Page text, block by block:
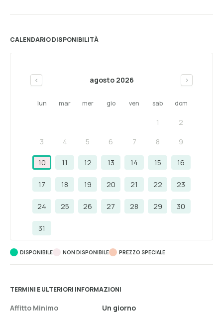
CALENDARIO DISPONIBILITÀ
< agosto 2026 >
lun mar mer gio ven sab dom
1 2
3 4 5 6 7 8 9
10 11 12 13 14 15 16
17 18 19 20 21 22 23
24 25 26 27 28 29 30
31
DISPONIBILE NON DISPONIBILE PREZZO SPECIALE
TERMINI E ULTERIORI INFORMAZIONI
Affitto Minimo
Un giorno